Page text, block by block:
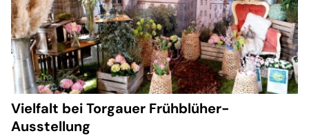
Vielfalt bei Torgauer Frühblüher-
Ausstellung